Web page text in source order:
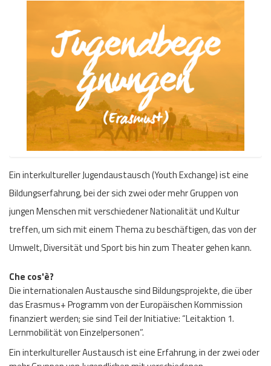
Ein interkultureller Jugendaustausch (Youth Exchange) ist eine
Bildungserfahrung, bei der sich zwei oder mehr Gruppen von
jungen Menschen mit verschiedener Nationalität und Kultur
treffen, um sich mit einem Thema zu beschäftigen, das von der
Umwelt, Diversität und Sport bis hin zum Theater gehen kann.
Che cos'è?
Die internationalen Austausche sind Bildungsprojekte, die über
das Erasmus+ Programm von der Europäischen Kommission
finanziert werden; sie sind Teil der Initiative: “Leitaktion 1.
Lernmobilität von Einzelpersonen”.
Ein interkultureller Austausch ist eine Erfahrung, in der zwei oder